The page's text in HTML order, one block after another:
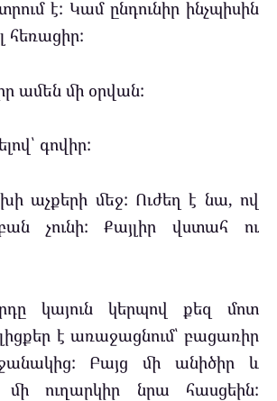
է: Կամ ընդունիր ինչպիսին
հեռացիր:
ամեն մի օրվան:
գովիր:
աչքերի մեջ: Ուժեղ է նա, ով
չունի: Քայլիր վստահ ու
կայուն կերպով քեզ մոտ
է առաջացնում՝ բացառիր
Բայց մի անիծիր և
ուղարկիր նրա հասցեին: